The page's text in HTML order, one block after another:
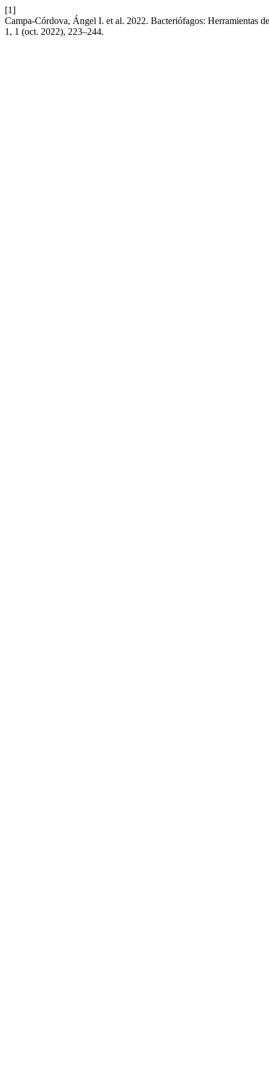
[1]
Campa-Córdova, Ángel I. et al. 2022. Bacteriófagos: Herramientas
1, 1 (oct. 2022), 223–244.